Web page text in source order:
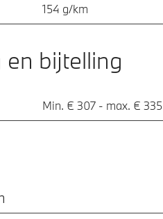
154 g/km
bijtelling
Min. € 307 - max. € 335